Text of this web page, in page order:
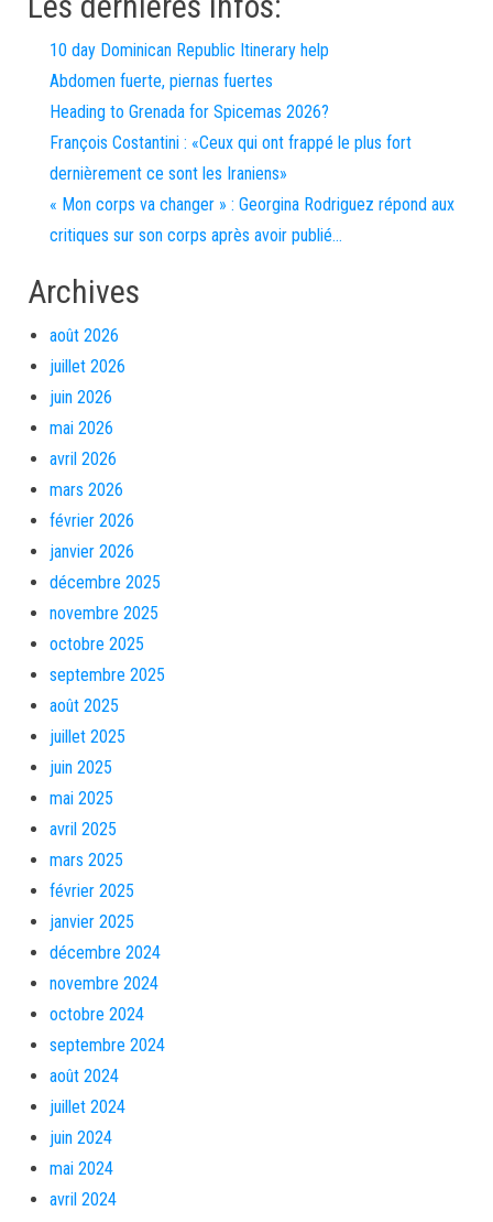
10 day Dominican Republic Itinerary help
Abdomen fuerte, piernas fuertes
Heading to Grenada for Spicemas 2026?
François Costantini : «Ceux qui ont frappé le plus fort
dernièrement ce sont les Iraniens»
« Mon corps va changer » : Georgina Rodriguez répond aux
critiques sur son corps après avoir publié…
Archives
août 2026
juillet 2026
juin 2026
mai 2026
avril 2026
mars 2026
février 2026
janvier 2026
décembre 2025
novembre 2025
octobre 2025
septembre 2025
août 2025
juillet 2025
juin 2025
mai 2025
avril 2025
mars 2025
février 2025
janvier 2025
décembre 2024
novembre 2024
octobre 2024
septembre 2024
août 2024
juillet 2024
juin 2024
mai 2024
avril 2024